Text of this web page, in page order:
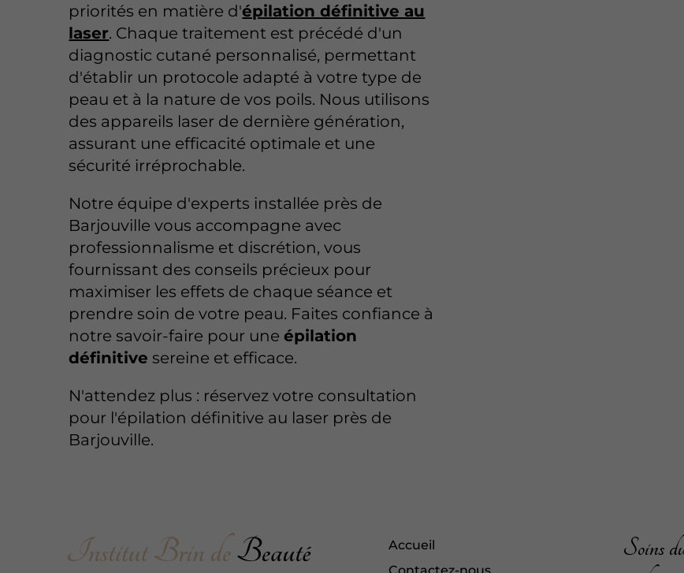
priorités en matière d'épilation définitive au
laser. Chaque traitement est précédé d'un
diagnostic cutané personnalisé, permettant
d'établir un protocole adapté à votre type de
peau et à la nature de vos poils. Nous utilisons
des appareils laser de dernière génération,
assurant une efficacité optimale et une
sécurité irréprochable.
Notre équipe d'experts installée près de
Barjouville vous accompagne avec
professionnalisme et discrétion, vous
fournissant des conseils précieux pour
maximiser les effets de chaque séance et
prendre soin de votre peau. Faites confiance à
notre savoir-faire pour uneépilation
définitive sereine et efficace.
N'attendez plus : réservez votre consultation
pour l'épilation définitive au laser près de
Barjouville.
Accueil
Soins